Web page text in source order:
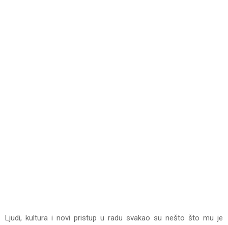
Ljudi, kultura i novi pristup u radu svakao su nešto što mu je